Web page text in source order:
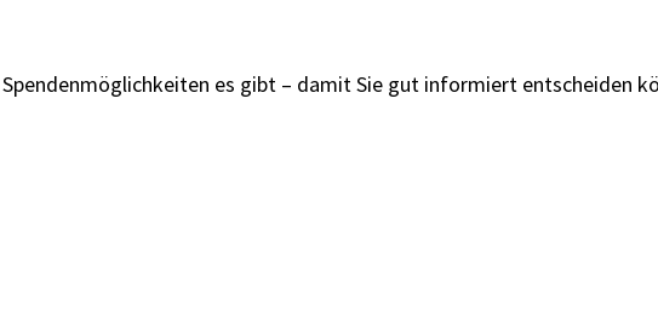
es gibt – damit Sie gut informiert entscheiden